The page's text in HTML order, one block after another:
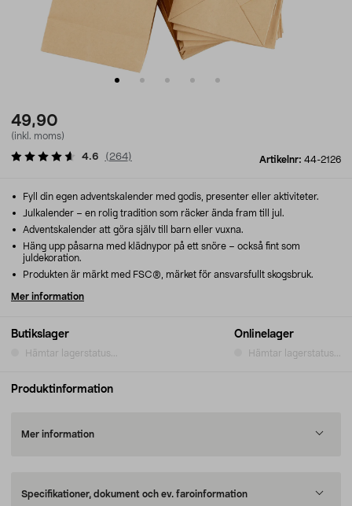
49,90
(inkl. moms)
Artikelnr: 44-2126
4.6 ( 264)
Butikslager
Hämtar lagerstatus...
Onlinelager
Hämtar lagerstatus...
Fyll din egen adventskalender med godis, presenter eller aktiviteter.
Julkalender – en rolig tradition som räcker ända fram till jul.
Adventskalender att göra själv till barn eller vuxna.
Häng upp påsarna med klädnypor på ett snöre – också fint som
juldekoration.
Produkten är märkt med FSC®, märket för ansvarsfullt skogsbruk.
Mer information
Produktinformation
Mer information
Specifikationer, dokument och ev. faroinformation